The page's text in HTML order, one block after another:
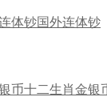
体钞国外连体钞
币十二生肖金银